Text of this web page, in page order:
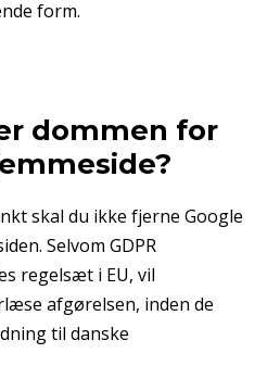
form.
dommen for
skal du ikke fjerne Google
Selvom GDPR
regelsæt i EU, vil
afgørelsen, inden de
til danske